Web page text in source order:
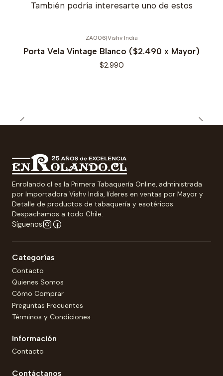
También podría interesarte uno de estos
ZA006|Vishv India
Porta Vela Vintage Blanco ($2.490 x Mayor)
$2.990
Enrolando.cl es la Primera Tabaquería Online, administrada
por Importadora Vishv India, líderes en ventas por Mayor y
Detalle de productos de tabaquería y esotéricos.
Despachamos a todo Chile.
Síguenos
Categorías
Contacto
Quienes Somos
Cómo Comprar
Preguntas Frecuentes
Términos y Condiciones
Información
Contacto
Contáctanos